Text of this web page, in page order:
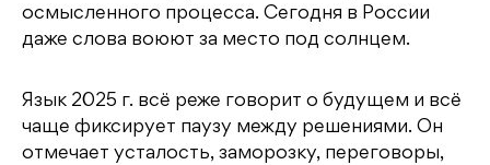
осмысленного процесса. Сегодня в России
даже слова воюют за место под солнцем.
Язык 2025 г. всё реже говорит о будущем и всё
чаще фиксирует паузу между решениями. Он
отмечает усталость, заморозку, переговоры,